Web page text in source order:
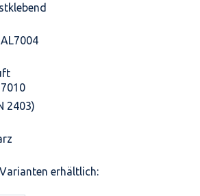
7010
2403)
erhältlich: